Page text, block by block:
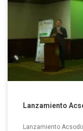
Lanzamiento
Lanzamiento